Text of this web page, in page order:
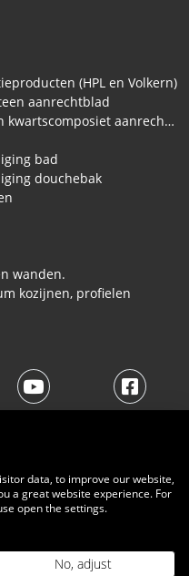
(HPL en Volkern)
aanrechtblad
Reparatie van Dekton, Silestone en kwartscomposiet aanrechtbladen
bad
douchebak
wanden.
kozijnen, profielen
voorwaarden
data, to improve our website,
a great website experience. For
open the settings.
No, adjust